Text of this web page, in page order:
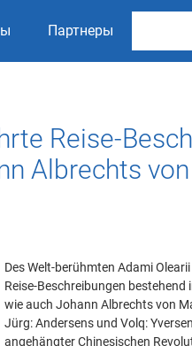
Партнеры
Reise-
Albrechts
Des Welt-berühmten Adami
Reise-Beschreibungen
wie auch Johann Albrechts von
Jürg: Andersens und Volq:
angehängter Chinesischen